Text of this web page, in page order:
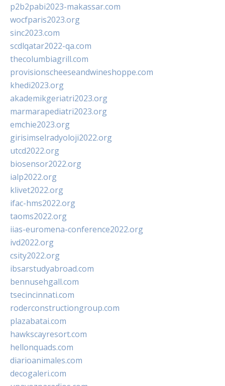
p2b2pabi2023-makassar.com
wocfparis2023.org
sinc2023.com
scdlqatar2022-qa.com
thecolumbiagrill.com
provisionscheeseandwineshoppe.com
khedi2023.org
akademikgeriatri2023.org
marmarapediatri2023.org
emchie2023.org
girisimselradyoloji2022.org
utcd2022.org
biosensor2022.org
ialp2022.org
klivet2022.org
ifac-hms2022.org
taoms2022.org
iias-euromena-conference2022.org
ivd2022.org
csity2022.org
ibsarstudyabroad.com
bennusehgall.com
tsecincinnati.com
roderconstructiongroup.com
plazabatai.com
hawkscayresort.com
hellonquads.com
diarioanimales.com
decogaleri.com